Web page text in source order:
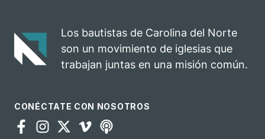
Los bautistas de Carolina del Norte
son un movimiento de iglesias que
trabajan juntas en una misión común.
CONÉCTATE CON NOSOTROS